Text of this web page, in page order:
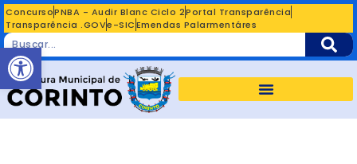
ConcursoPNBA - Audir Blanc Ciclo 2Portal Transparência
Transparência .GOVe-SICEmendas Palarmentáres
Abrir a barra de ferramentas